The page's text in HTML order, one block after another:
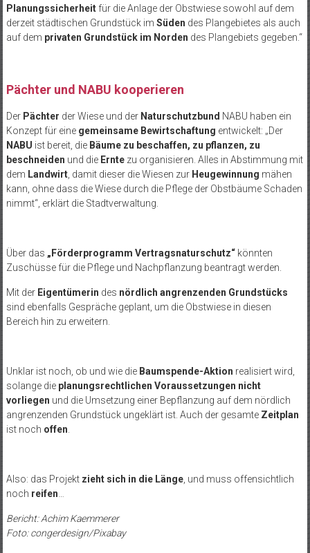
Planungssicherheitfür die Anlage der Obstwiese sowohl auf dem
derzeit städtischen Grundstück im Süden des Plangebietes als auch
auf dem privaten Grundstück im Norden des Plangebiets gegeben.“
Pächter und NABU kooperieren
Der Pächter der Wiese und der Naturschutzbund NABU haben ein
Konzept für eine gemeinsame Bewirtschaftung entwickelt: „Der
NABU ist bereit, die Bäume zu beschaffen, zu pflanzen, zu
beschneiden und die Erntezu organisieren. Alles in Abstimmung mit
dem Landwirt, damit dieser die Wiesen zur Heugewinnung mähen
kann, ohne dass die Wiese durch die Pflege der Obstbäume Schaden
nimmt“, erklärt die Stadtverwaltung.
Über das „Förderprogramm Vertragsnaturschutz“könnten
Zuschüsse für die Pflege und Nachpflanzung beantragt werden.
Mit der Eigentümerin des nördlich angrenzenden Grundstücks
sind ebenfalls Gespräche geplant, um die Obstwiese in diesen
Bereich hin zu erweitern.
Unklar ist noch, ob und wie die Baumspende-Aktion realisiert wird,
solange die planungsrechtlichen Voraussetzungen nicht
vorliegen und die Umsetzung einer Bepflanzung auf dem nördlich
angrenzenden Grundstück ungeklärt ist. Auch der gesamte Zeitplan
ist noch offen
Also: das Projekt zieht sich in die Länge, und muss offensichtlich
noch reifen
Bericht: Achim Kaemmerer
Foto: congerdesign/Pixabay